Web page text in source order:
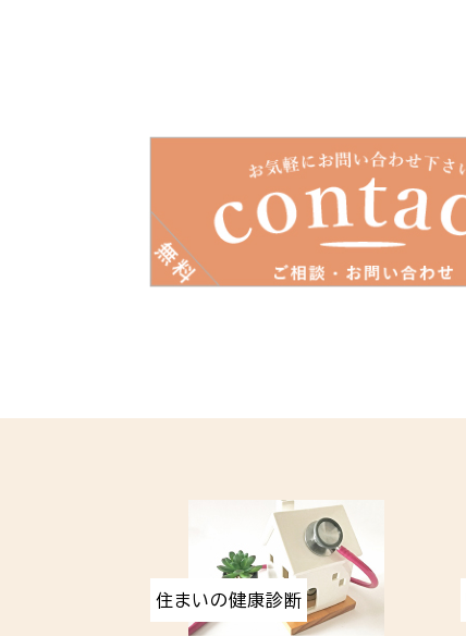
住まいの健康診断